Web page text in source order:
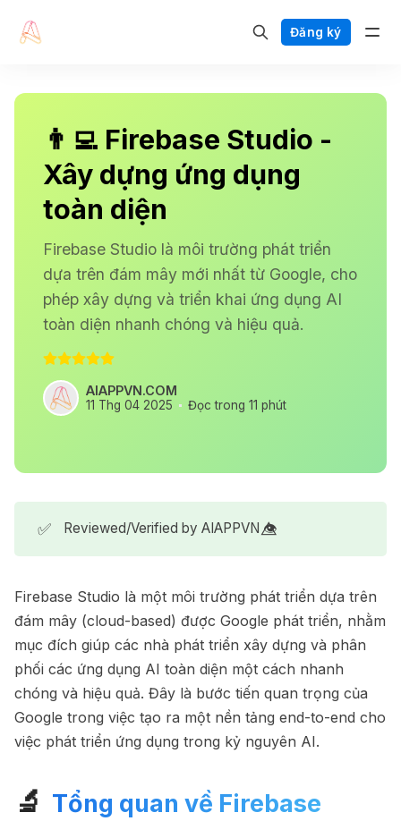
Đăng ký
👨‍💻 Firebase Studio -
Xây dựng ứng dụng
toàn diện
Firebase Studio là môi trường phát triển
dựa trên đám mây mới nhất từ Google, cho
phép xây dựng và triển khai ứng dụng AI
toàn diện nhanh chóng và hiệu quả.
AIAPPVN.COM
11 Thg 04 2025 Đọc trong 11 phút
✅ Reviewed/Verified by AIAPPVN 👁️⃤
Firebase Studio là một môi trường phát triển dựa trên
đám mây (cloud-based) được Google phát triển, nhằm
mục đích giúp các nhà phát triển xây dựng và phân
phối các ứng dụng AI toàn diện một cách nhanh
chóng và hiệu quả. Đây là bước tiến quan trọng của
Google trong việc tạo ra một nền tảng end-to-end cho
việc phát triển ứng dụng trong kỷ nguyên AI.
🔬 Tổng quan về Firebase